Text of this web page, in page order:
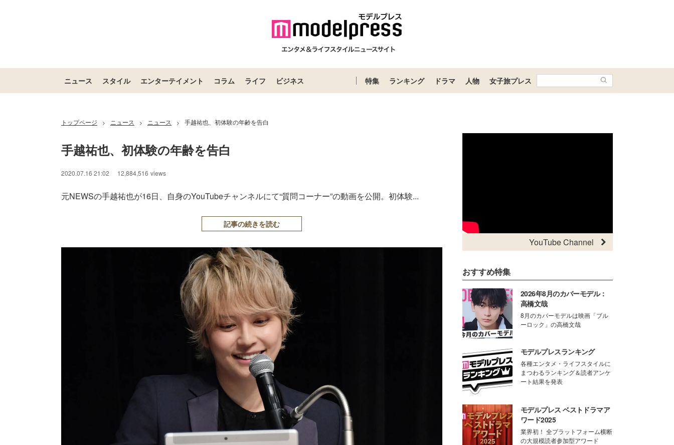
ニュース スタイル エンターテイメント コラム ライフ ビジネス 特集 ランキング ドラマ 人物 女子旅プレス
トップページ > ニュース > ニュース > 手越祐也、初体験の年齢を告白
手越祐也、初体験の年齢を告白
2020.07.16 21:02 12,884,516 views
元NEWSの手越祐也が16日、自身のYouTubeチャンネルにて“質問コーナー”の動画を公開。初体験...
記事の続きを読む
YouTube Channel
おすすめ特集
2026年8月のカバーモデル：
高橋文哉
8月のカバーモデルは映画「ブル
ーロック」の高橋文哉
モデルプレスランキング
各種エンタメ・ライフスタイルに
まつわるランキング＆読者アンケ
ート結果を発表
モデルプレス ベストドラマア
ワード2025
業界初！ 全プラットフォーム横断
の大規模読者参加型アワード